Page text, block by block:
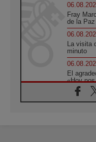
Fray
de la
La visita
minuto
El
«Hoy
Líbano: